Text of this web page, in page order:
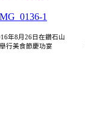
年8月26日在鑽石山
舉行美食節慶功宴